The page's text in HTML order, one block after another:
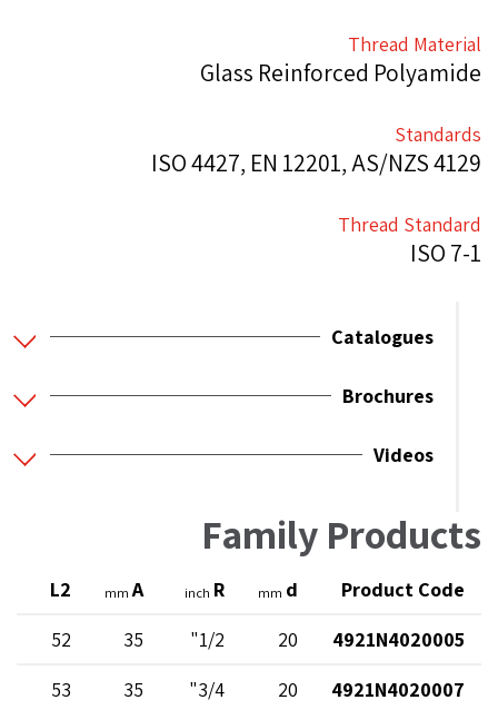
Thread Material
Glass Reinforced Polyamide
Standards
ISO 4427, EN 12201, AS/NZS 4129
Thread Standard
ISO 7-1
Catalogues
Brochures
Videos
Family Products
Product Code
d
mm
R
inch
A
mm
L2
4921N4020005
20
1/2"
35
52
4921N4020007
20
3/4"
35
53